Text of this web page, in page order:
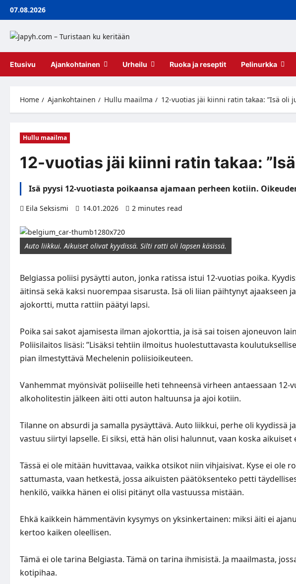
Skip07.08.2026
Etusivu Ajankohtainen Urheilu Ruoka ja reseptit Pelinurkka
Home Ajankohtainen Hullu maailma 12-vuotias jäi kiinni ratin takaa: ”Isä oli
Hullu maailma
12-vuotias jäi kiinni ratin takaa:
Isä pyysi 12-vuotiasta poikaansa ajamaan perheen kotiin.
Eila Seksismi 14.01.2026 2 minutes read
Auto liikkui. Aikuiset olivat kyydissä. Silti ratti oli lapsen käsissä.
Belgiassa poliisi pysäytti auton, jonka ratissa istui 12-vuotias poika.
äitinsä sekä kaksi nuorempaa sisarusta. Isä oli liian päihtynyt ajaakseen
ajokortti, mutta rattiin päätyi lapsi.
Poika sai sakot ajamisesta ilman ajokorttia, ja isä sai toisen ajoneuvon
Poliisilaitos lisäsi: ”Lisäksi tehtiin ilmoitus huolestuttavasta
pian ilmestyttävä Mechelenin poliisioikeuteen.
Vanhemmat myönsivät poliiseille heti tehneensä virheen antaessaan 12-
alkoholitestin jälkeen äiti otti auton haltuunsa ja ajoi kotiin.
Tilanne on absurdi ja samalla pysäyttävä. Auto liikkui, perhe oli kyydissä
vastuu siirtyi lapselle. Ei siksi, että hän olisi halunnut, vaan koska aikuiset
Tässä ei ole mitään huvittavaa, vaikka otsikot niin vihjaisivat. Kyse ei ole
sattumasta, vaan hetkestä, jossa aikuisten päätöksenteko petti
henkilö, vaikka hänen ei olisi pitänyt olla vastuussa mistään.
Ehkä kaikkein hämmentävin kysymys on yksinkertainen: miksi äiti ei
kertoo kaiken oleellisen.
Tämä ei ole tarina Belgiasta. Tämä on tarina ihmisistä. Ja maailmasta,
kotipihaa.